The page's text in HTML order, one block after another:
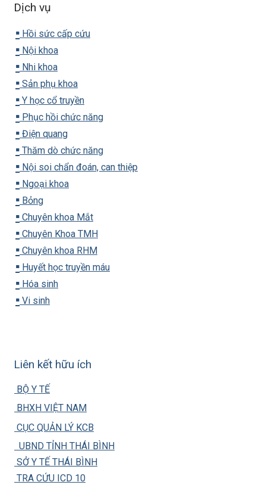
Dịch vụ
▪️ Hồi sức cấp cứu
▪️ Nội khoa
▪️ Nhi khoa
▪️ Sản phụ khoa
▪️ Y học cổ truyền
▪️ Phục hồi chức năng
▪️ Điện quang
▪️ Thăm dò chức năng
▪️ Nội soi chẩn đoán, can thiệp
▪️ Ngoại khoa
▪️ Bỏng
▪️ Chuyên khoa Mắt
▪️ Chuyên Khoa TMH
▪️ Chuyên khoa RHM
▪️ Huyết học truyền máu
▪️ Hóa sinh
▪️ Vi sinh
Liên kết hữu ích
BỘ Y TẾ
BHXH VIỆT NAM
CỤC QUẢN LÝ KCB
UBND TỈNH THÁI BÌNH
SỞ Y TẾ THÁI BÌNH
TRA CỨU ICD 10